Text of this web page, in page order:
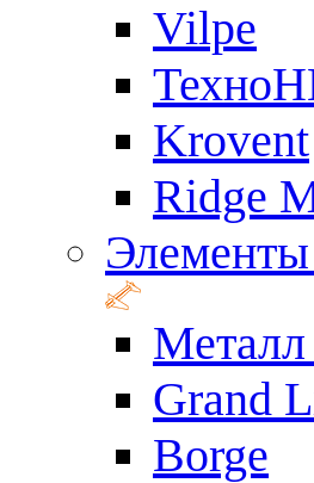
Vilpe
Krovent
Ridge
Элементы
Grand
Borge